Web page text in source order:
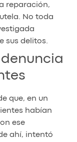
reparación,
No toda
sus delitos.
que, en un
habían
ese
ahí, intentó